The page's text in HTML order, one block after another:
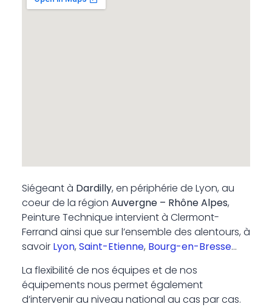
Siégeant à Dardilly, en périphérie de Lyon, au
coeur de la région Auvergne – Rhône Alpes,
Peinture Technique intervient à Clermont-
Ferrand ainsi que sur l’ensemble des alentours, à
savoir Lyon, Saint-Etienne, Bourg-en-Bresse…
La flexibilité de nos équipes et de nos
équipements nous permet également
d’intervenir au niveau national au cas par cas.